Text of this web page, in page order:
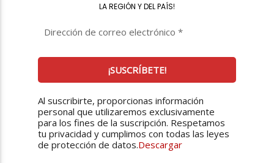
LA REGIÓN Y DEL PAÍS!
Al suscribirte, proporcionas información
personal que utilizaremos exclusivamente
para los fines de la suscripción. Respetamos
tu privacidad y cumplimos con todas las leyes
de protección de datos.Descargar